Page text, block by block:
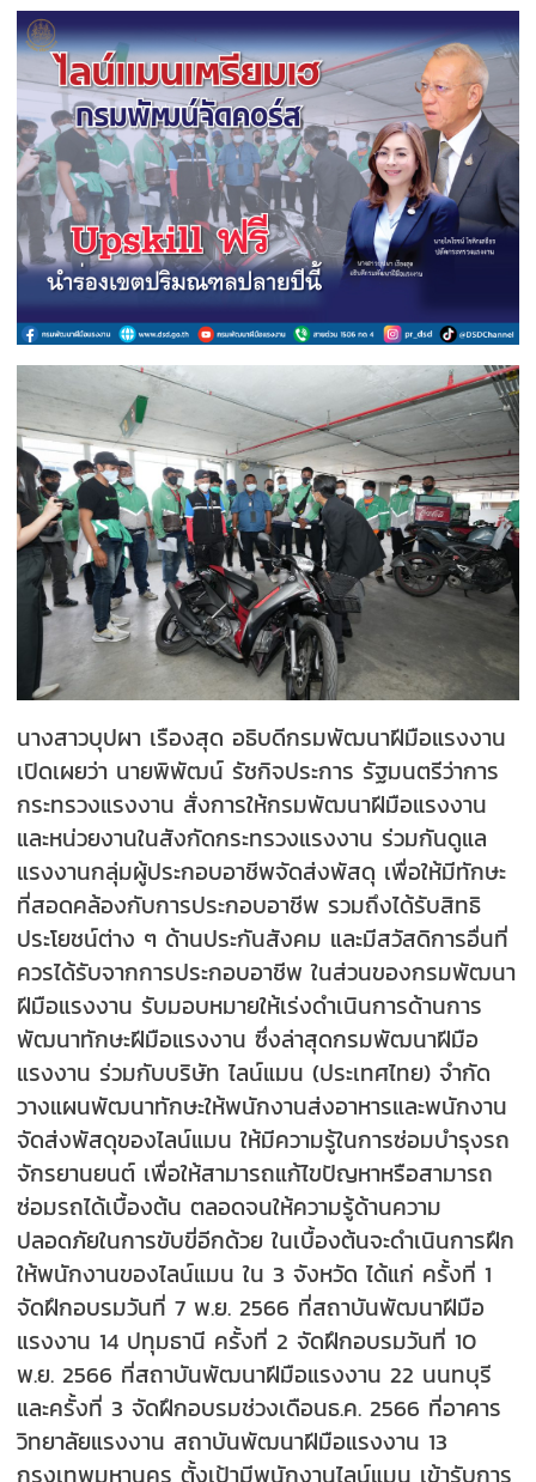
นางสาวบุปผา เรืองสุด อธิบดีกรมพัฒนาฝีมือแรงงาน
เปิดเผยว่า นายพิพัฒน์ รัชกิจประการ รัฐมนตรีว่าการ
กระทรวงแรงงาน สั่งการให้กรมพัฒนาฝีมือแรงงาน
และหน่วยงานในสังกัดกระทรวงแรงงาน ร่วมกันดูแล
แรงงานกลุ่มผู้ประกอบอาชีพจัดส่งพัสดุ เพื่อให้มีทักษะ
ที่สอดคล้องกับการประกอบอาชีพ รวมถึงได้รับสิทธิ
ประโยชน์ต่าง ๆ ด้านประกันสังคม และมีสวัสดิการอื่นที่
ควรได้รับจากการประกอบอาชีพ ในส่วนของกรมพัฒนา
ฝีมือแรงงาน รับมอบหมายให้เร่งดำเนินการด้านการ
พัฒนาทักษะฝีมือแรงงาน ซึ่งล่าสุดกรมพัฒนาฝีมือ
แรงงาน ร่วมกับบริษัท ไลน์แมน (ประเทศไทย) จำกัด
วางแผนพัฒนาทักษะให้พนักงานส่งอาหารและพนักงาน
จัดส่งพัสดุของไลน์แมน ให้มีความรู้ในการซ่อมบำรุงรถ
จักรยานยนต์ เพื่อให้สามารถแก้ไขปัญหาหรือสามารถ
ซ่อมรถได้เบื้องต้น ตลอดจนให้ความรู้ด้านความ
ปลอดภัยในการขับขี่อีกด้วย ในเบื้องต้นจะดำเนินการฝึก
ให้พนักงานของไลน์แมน ใน 3 จังหวัด ได้แก่ ครั้งที่ 1
จัดฝึกอบรมวันที่ 7 พ.ย. 2566 ที่สถาบันพัฒนาฝีมือ
แรงงาน 14 ปทุมธานี ครั้งที่ 2 จัดฝึกอบรมวันที่ 10
พ.ย. 2566 ที่สถาบันพัฒนาฝีมือแรงงาน 22 นนทบุรี
และครั้งที่ 3 จัดฝึกอบรมช่วงเดือนธ.ค. 2566 ที่อาคาร
วิทยาลัยแรงงาน สถาบันพัฒนาฝีมือแรงงาน 13
กรุงเทพมหานคร ตั้งเป้ามีพนักงานไลน์แมน เข้ารับการ